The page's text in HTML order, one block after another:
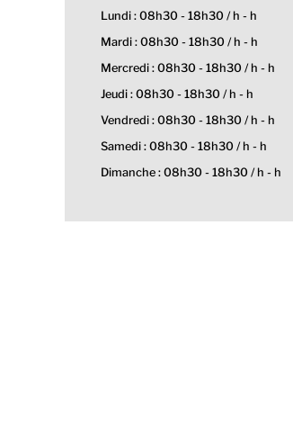
Lundi : 08h30 - 18h30 / h - h
Mardi : 08h30 - 18h30 / h - h
Mercredi : 08h30 - 18h30 / h - h
Jeudi : 08h30 - 18h30 / h - h
Vendredi : 08h30 - 18h30 / h - h
Samedi : 08h30 - 18h30 / h - h
Dimanche : 08h30 - 18h30 / h - h